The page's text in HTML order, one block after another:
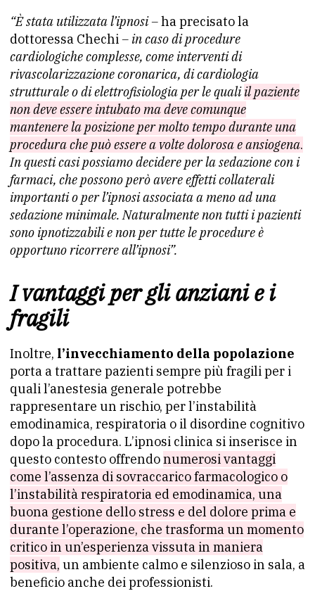
“È stata utilizzata l’ipnosi –ha precisato la
dottoressa Chechi– in caso di procedure
cardiologiche complesse, come interventi di
rivascolarizzazione coronarica, di cardiologia
strutturale o di elettrofisiologia per le qualiil paziente
non deve essere intubato ma deve comunque
mantenere la posizione per molto tempo durante una
procedura che può essere a volte dolorosa e ansiogena.
In questi casi possiamo decidere per la sedazione con i
farmaci, che possono però avere effetti collaterali
importanti o per l’ipnosi associata a meno ad una
sedazione minimale. Naturalmente non tutti i pazienti
sono ipnotizzabili e non per tutte le procedure è
opportuno ricorrere all’ipnosi”.
I vantaggi per gli anziani e i
fragili
Inoltre, l’invecchiamento della popolazione
porta a trattare pazienti sempre più fragili per i
quali l’anestesia generale potrebbe
rappresentare un rischio, per l’instabilità
emodinamica, respiratoria o il disordine cognitivo
dopo la procedura. L’ipnosi clinica si inserisce in
questo contesto offrendonumerosi vantaggi
come l’assenza di sovraccarico farmacologico o
l’instabilità respiratoria ed emodinamica, una
buona gestione dello stress e del dolore prima e
durante l’operazione, che trasforma un momento
critico in un’esperienza vissuta in maniera
positiva, un ambiente calmo e silenzioso in sala, a
beneficio anche dei professionisti.